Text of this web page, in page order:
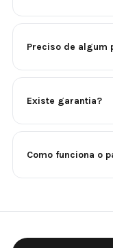
Preciso de algum
Existe garantia?
Como funciona o